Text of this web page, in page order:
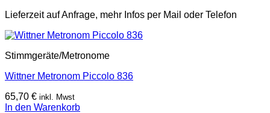
Lieferzeit auf Anfrage, mehr Infos per Mail oder Telefon
Stimmgeräte/Metronome
Wittner Metronom Piccolo 836
65,70 € inkl. Mwst
In den Warenkorb